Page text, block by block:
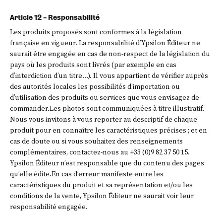
Article 12 – Responsabilité
Les produits proposés sont conformes à la législation
française en vigueur. La responsabilité d’Ypsilon Éditeur ne
saurait être engagée en cas de non-respect de la législation du
pays où les produits sont livrés (par exemple en cas
d’interdiction d’un titre…). Il vous appartient de vérifier auprès
des autorités locales les possibilités d’importation ou
d’utilisation des produits ou services que vous envisagez de
commander.Les photos sont communiquées à titre illustratif.
Nous vous invitons à vous reporter au descriptif de chaque
produit pour en connaître les caractéristiques précises ; et en
cas de doute ou si vous souhaitez des renseignements
complémentaires, contactez-nous au +33 (0)9 82 37 50 15.
Ypsilon Éditeur n’est responsable que du contenu des pages
qu’elle édite.En cas d’erreur manifeste entre les
caractéristiques du produit et sa représentation et/ou les
conditions de la vente, Ypsilon Éditeur ne saurait voir leur
responsabilité engagée.